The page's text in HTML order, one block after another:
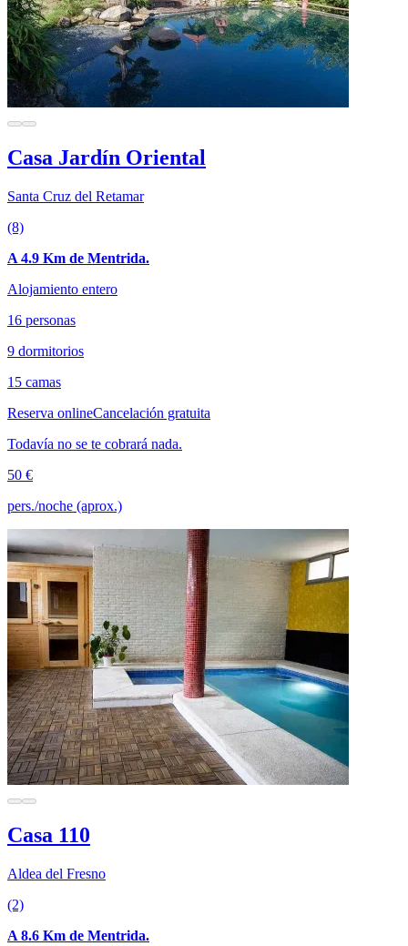
Casa Jardín Oriental
Santa Cruz del Retamar
(8)
A 4.9 Km de Mentrida.
Alojamiento entero
16 personas
9 dormitorios
15 camas
Reserva onlineCancelación gratuita
Todavía no se te cobrará nada.
50 €
pers./noche (aprox.)
Casa 110
Aldea del Fresno
(2)
A 8.6 Km de Mentrida.